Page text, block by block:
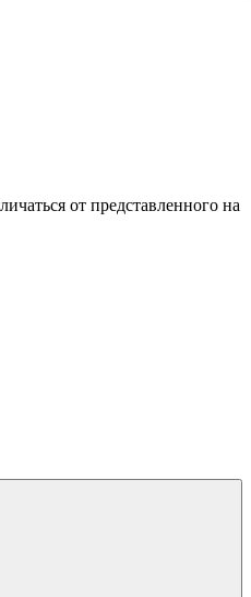
от представленного на